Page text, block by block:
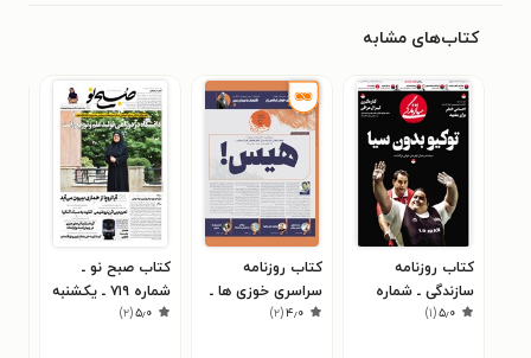
کتاب‌های مشابه
کتاب روزنامه
سازندگی ـ شماره
۶۱۸ ـ ۱۳ اسفند ۹۸۵٫۰(۱)
کتاب روزنامه
سراسری خوزی ها ـ
۴٫۰(۲)
کتاب صبح نو ـ
شماره ۷۱۹ ـ یکشنبه
۱۹ خرداد ۹۸ ۵٫۰(۲)